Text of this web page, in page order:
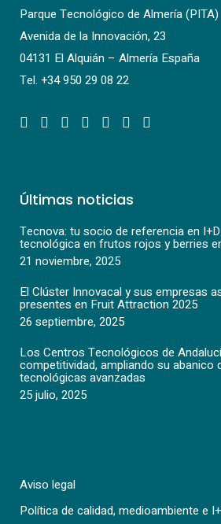
Parque Tecnológico de Almería (PITA)
Avenida de la Innovación, 23
04131 El Alquián – Almería España
Tel. +34 950 29 08 22
Últimas noticias
Tecnova: tu socio de referencia en
tecnológica en frutos rojos y berries
21 noviembre, 2025
El Clúster Innovacal y sus empresas
presentes en Fruit Attraction 2025
26 septiembre, 2025
Los Centros Tecnológicos de
competitividad, ampliando su abanico
tecnológicas avanzadas
25 julio, 2025
Aviso legal
Política de calidad, medioambiente e